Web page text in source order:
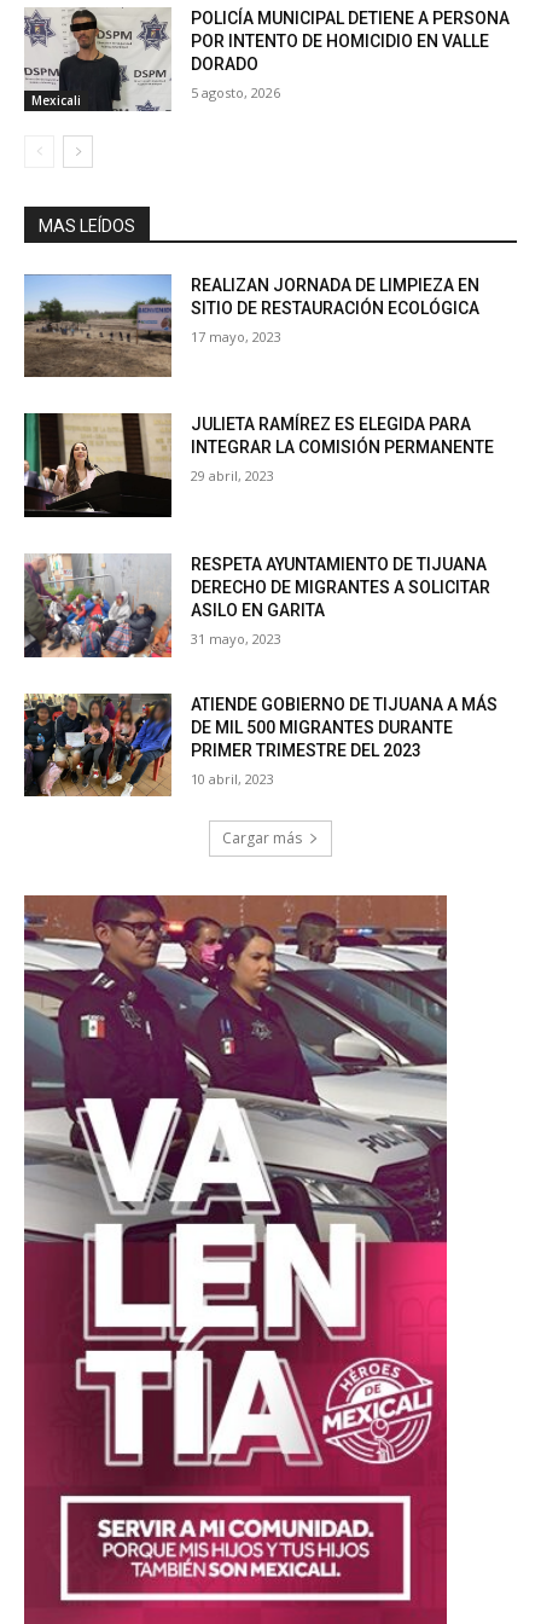
Mexicali
POLICÍA MUNICIPAL DETIENE A PERSONA
POR INTENTO DE HOMICIDIO EN VALLE
DORADO
5 agosto, 2026
MAS LEÍDOS
REALIZAN JORNADA DE LIMPIEZA EN
SITIO DE RESTAURACIÓN ECOLÓGICA
17 mayo, 2023
JULIETA RAMÍREZ ES ELEGIDA PARA
INTEGRAR LA COMISIÓN PERMANENTE
29 abril, 2023
RESPETA AYUNTAMIENTO DE TIJUANA
DERECHO DE MIGRANTES A SOLICITAR
ASILO EN GARITA
31 mayo, 2023
ATIENDE GOBIERNO DE TIJUANA A MÁS
DE MIL 500 MIGRANTES DURANTE
PRIMER TRIMESTRE DEL 2023
10 abril, 2023
Cargar más